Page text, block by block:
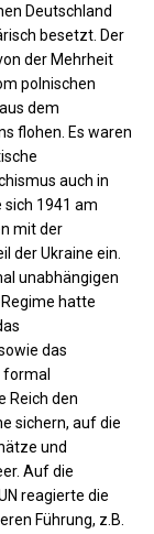
Deutschland
besetzt. Der
der Mehrheit
polnischen
dem
flohen. Es waren
auch in
sich 1941 am
mit der
der Ukraine ein.
unabhängigen
hatte
das
formal
Reich den
sichern, auf die
und
Auf die
reagierte die
Führung, z.B.